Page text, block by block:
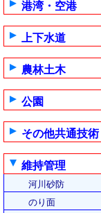
港湾・空港
上下水道
農林土木
公園
その他共通技術
維持管理
河川砂防
のり面